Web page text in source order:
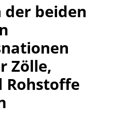
der beiden
Zölle,
Rohstoffe